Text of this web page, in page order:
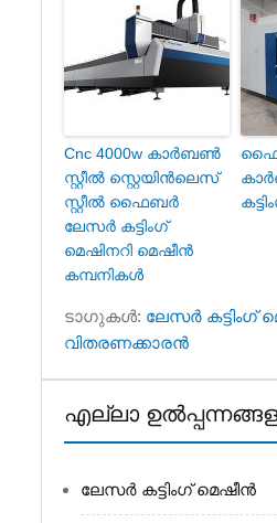
Cnc 4000w കാർബൺ
സ്റ്റീൽ സ്റ്റെയിൻലെസ്
സ്റ്റീൽ ഫൈബർ
ലേസർ കട്ടിംഗ്
മെഷിനറി മെഷീൻ
കമ്പനികൾ
ടാഗുകൾ‌: ലേസർ കട്ടിംഗ്
വിതരണക്കാരൻ
എല്ലാ
ലേസർ കട്ടിംഗ് മെഷീൻ